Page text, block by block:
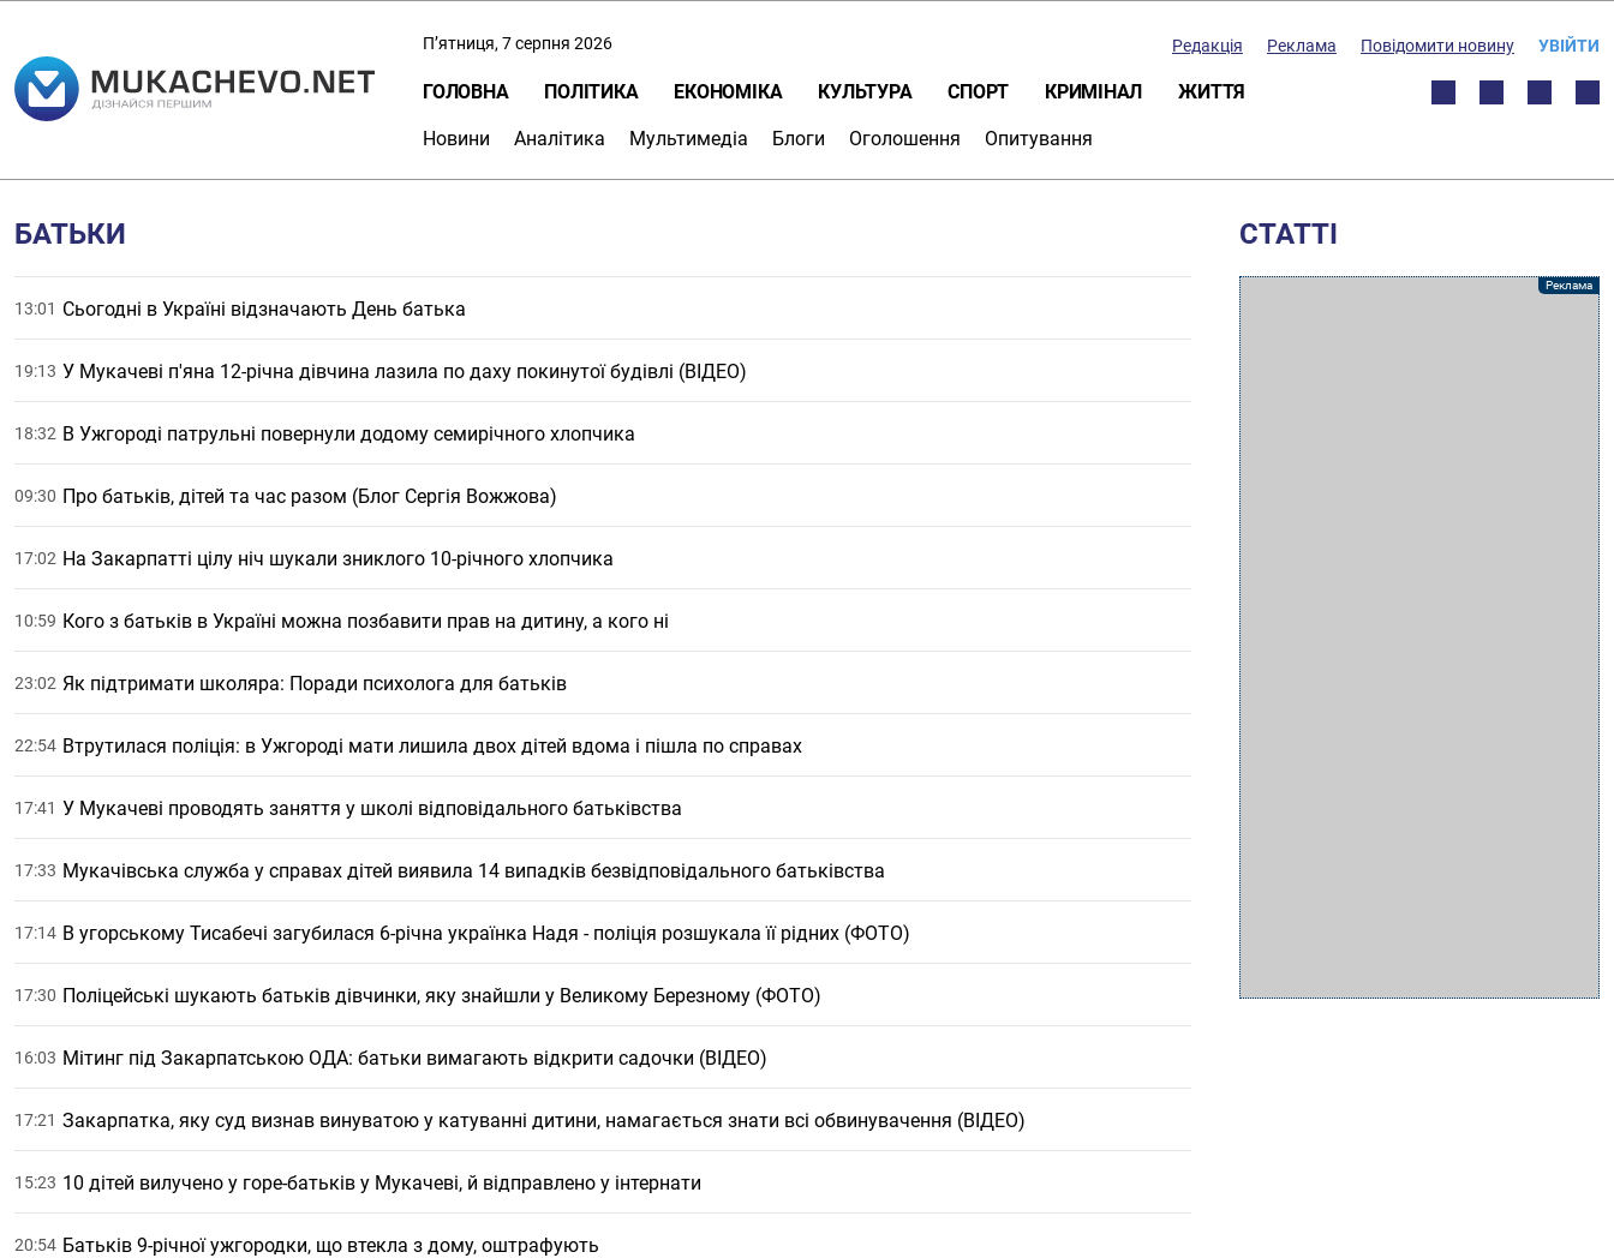
П’ятниця, 7 серпня 2026 Редакція Реклама Повідомити новину УВІЙТИ
ГОЛОВНА ПОЛІТИКА ЕКОНОМІКА КУЛЬТУРА СПОРТ КРИМІНАЛ ЖИТТЯ
Новини Аналітика Мультимедіа Блоги Оголошення Опитування
БАТЬКИ
13:01 Сьогодні в Україні відзначають День батька
19:13 У Мукачеві п'яна 12-річна дівчина лазила по даху покинутої будівлі (ВІДЕО)
18:32 В Ужгороді патрульні повернули додому семирічного хлопчика
09:30 Про батьків, дітей та час разом (Блог Сергія Вожжова)
17:02 На Закарпатті цілу ніч шукали зниклого 10-річного хлопчика
10:59 Кого з батьків в Україні можна позбавити прав на дитину, а кого ні
23:02 Як підтримати школяра: Поради психолога для батьків
22:54 Втрутилася поліція: в Ужгороді мати лишила двох дітей вдома і пішла по справах
17:41 У Мукачеві проводять заняття у школі відповідального батьківства
17:33 Мукачівська служба у справах дітей виявила 14 випадків безвідповідального батьківства
17:14 В угорському Тисабечі загубилася 6-річна українка Надя - поліція розшукала її рідних (ФОТО)
17:30 Поліцейські шукають батьків дівчинки, яку знайшли у Великому Березному (ФОТО)
16:03 Мітинг під Закарпатською ОДА: батьки вимагають відкрити садочки (ВІДЕО)
17:21 Закарпатка, яку суд визнав винуватою у катуванні дитини, намагається знати всі обвинувачення (ВІДЕО)
15:23 10 дітей вилучено у горе-батьків у Мукачеві, й відправлено у інтернати
20:54 Батьків 9-річної ужгородки, що втекла з дому, оштрафують
СТАТТІ